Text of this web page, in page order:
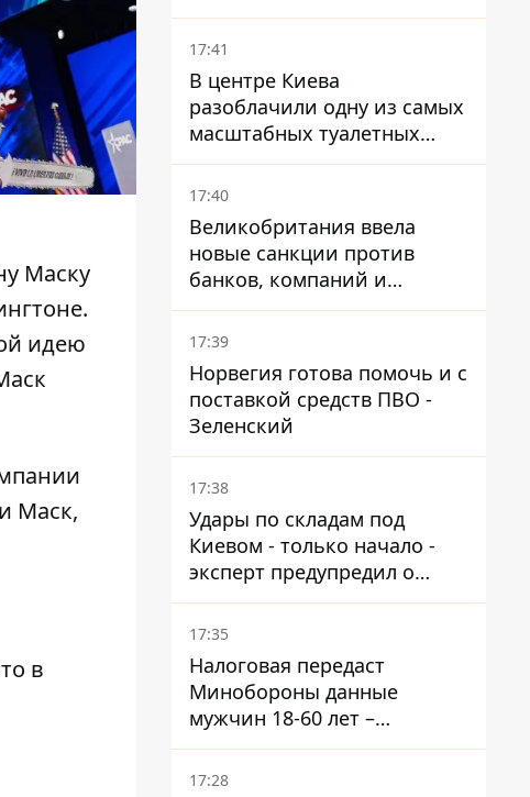
Маску
идею
Маск,
в
приближается боевое
применение - Reuters
17:41
В центре Киева
разоблачили одну из самых
масштабных туалетных
схем с фиктивным домом
17:40
Великобритания ввела
новые санкции против
банков, компаний и
танкеров РФ
17:39
Норвегия готова помочь и с
поставкой средств ПВО -
Зеленский
17:38
Удары по складам под
Киевом - только начало -
эксперт предупредил о
новой угрозе
17:35
Налоговая передаст
Минобороны данные
мужчин 18-60 лет –
постановление Кабмина
17:28